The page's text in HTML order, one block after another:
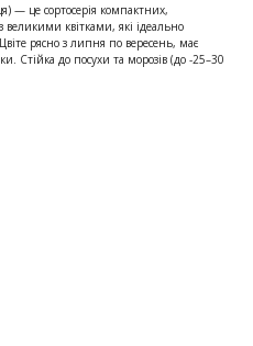
— це сортосерія компактних,
великими квітками, які ідеально
рясно з липня по вересень, має
Стійка до посухи та морозів (до -25–30